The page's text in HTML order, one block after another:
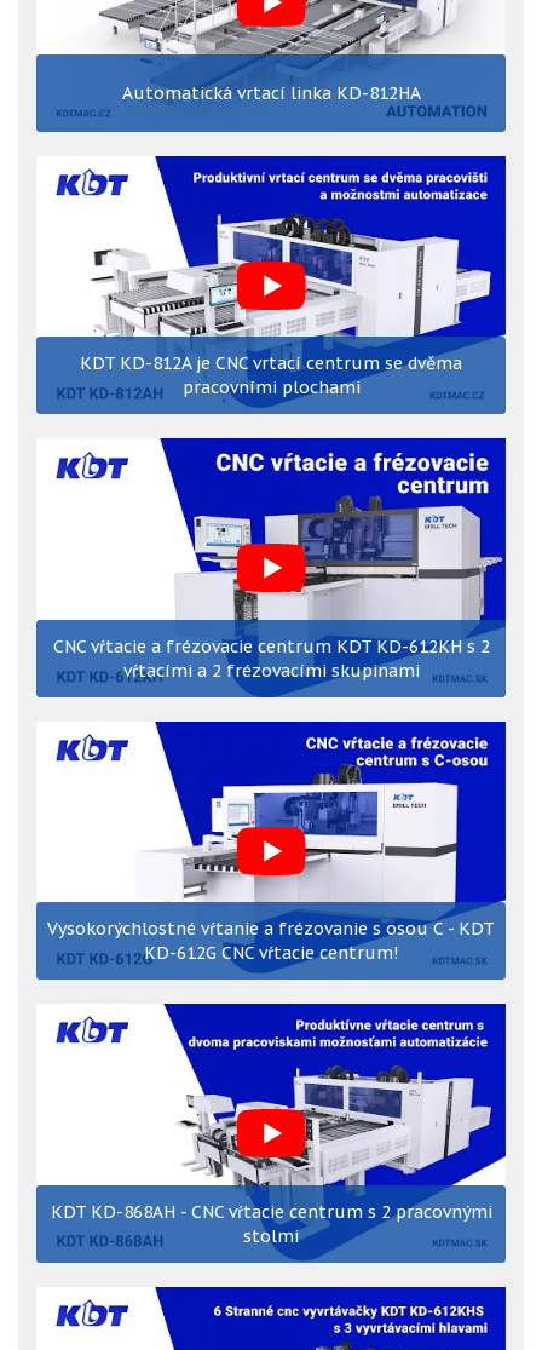
Automatická vrtací linka KD-812HA
KDT KD-812A je CNC vrtací centrum se dvěma
pracovními plochami
CNC vŕtacie a frézovacie centrum KDT KD-612KH s 2
vŕtacími a 2 frézovacími skupinami
Vysokorýchlostné vŕtanie a frézovanie s osou C - KDT
KD-612G CNC vŕtacie centrum!
KDT KD-868AH - CNC vŕtacie centrum s 2 pracovnými
stolmi